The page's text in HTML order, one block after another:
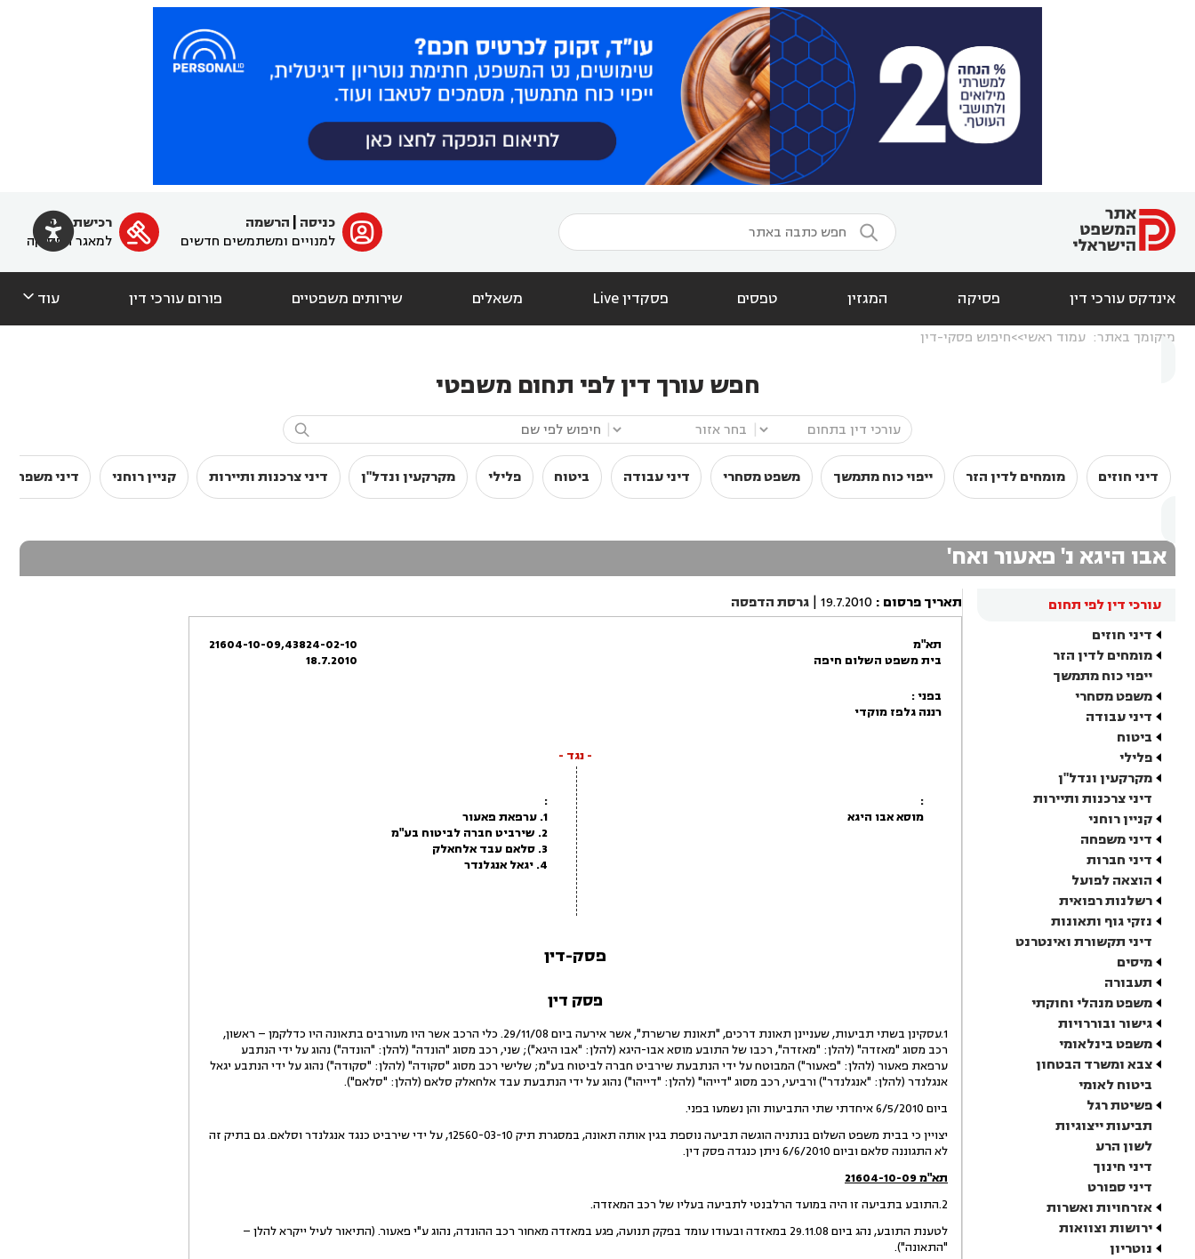
  ﱐ כניסה
הרשמה
למנויים ומשתמשים חדשים

רכישת מנוי
למאגר הפסיקה
אינדקס עורכי דין פסיקה המגזין טפסים פסקדין Live משאלים שירותים משפטיים פורום עורכי דין עוד 
מיקומך באתר: עמוד ראשי חיפוש פסקי-דין
חפש עורך דין לפי תחום משפטי

דיני חוזים מומחים לדין הזר ייפוי כוח מתמשך משפט מסחרי דיני עבודה ביטוח פלילי מקרקעין ונדל"ן דיני צרכנות ותיירות קניין רוחני דיני משפחה
אבו היגא נ' פאעור ואח'
עורכי דין לפי תחום
דיני חוזים
מומחים לדין הזר
ייפוי כוח מתמשך
משפט מסחרי
דיני עבודה
ביטוח
פלילי
מקרקעין ונדל"ן
דיני צרכנות ותיירות
קניין רוחני
דיני משפחה
דיני חברות
הוצאה לפועל
רשלנות רפואית
נזקי גוף ותאונות
דיני תקשורת ואינטרנט
מיסים
תעבורה
משפט מנהלי וחוקתי
גישור ובוררויות
משפט בינלאומי
צבא ומשרד הבטחון
ביטוח לאומי
פשיטת רגל
תביעות ייצוגיות
לשון הרע
דיני חינוך
דיני ספורט
אזרחויות ואשרות
ירושות וצוואות
נוטריון
תאריך פרסום :
19.7.2010
| גרסת הדפסה
תא"מ
בית משפט השלום חיפה
21604-10-09,43824-02-10
18.7.2010
בפני :
רננה גלפז מוקדי
- נגד -
:
מוסא אבו היגא
:
1. ערפאת פאעור
2. שירביט חברה לביטוח בע"מ
3. סלאם עבד אלחאלק
4. יגאל אנגלנדר
פסק-דין
פסק דין
1.עסקינן בשתי תביעות, שעניינן תאונת דרכים, "תאונת שרשרת", אשר אירעה ביום 29/11/08. כלי הרכב אשר היו מעורבים בתאונה היו כדלקמן – ראשון,
רכב מסוג "מאזדה" (להלן: "מאזדה", רכבו של התובע מוסא אבו-היגא (להלן: "אבו היגא"); שני, רכב מסוג "הונדה" (להלן: "הונדה") נהוג על ידי הנתבע
ערפאת פאעור (להלן: "פאעור") המבוטח על ידי הנתבעת שירביט חברה לביטוח בע"מ; שלישי רכב מסוג "סקודה" (להלן: "סקודה") נהוג על ידי הנתבע יגאל
אנגלנדר (להלן: "אנגלנדר") ורביעי, רכב מסוג "דייהו" (להלן: "דייהו") נהוג על ידי הנתבעת עבד אלחאלק סלאם (להלן: "סלאם").
ביום 6/5/2010 איחדתי שתי התביעות והן נשמעו בפני.
יצויין כי בבית משפט השלום בנתניה הוגשה תביעה נוספת בגין אותה תאונה, במסגרת תיק 12560-03-10, על ידי שירביט כנגד אנגלנדר וסלאם. גם בתיק זה
לא התגוננה סלאם וביום 6/6/2010 ניתן כנגדה פסק דין.
תא"מ 21604-10-09
2.התובע בתביעה זו היה במועד הרלבנטי לתביעה בעליו של רכב המאזדה.
לטענת התובע, נהג ביום 29.11.08 במאזדה ובעודו עומד בפקק תנועה, פגע במאזדה מאחור רכב ההונדה, נהוג ע"י פאעור. (התיאור לעיל ייקרא להלן –
"התאונה").